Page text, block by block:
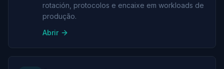
rotación, protocolos e encaixe em workloads de
produção.
Abrir